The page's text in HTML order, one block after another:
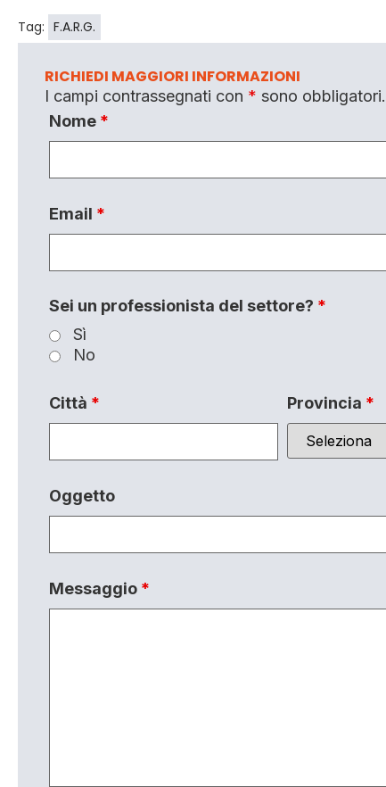
Tag: F.A.R.G.
RICHIEDI MAGGIORI INFORMAZIONI
I campi contrassegnati con * sono obbligatori.
Nome *
Email *
Sei un professionista del settore? *
Sì
No
Città * Provincia *
Oggetto
Messaggio *